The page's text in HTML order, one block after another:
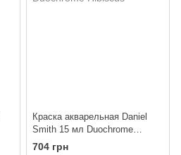
Краска акварельная Daniel
Smith 15 мл Duochrome
Hibiscus
704 грн